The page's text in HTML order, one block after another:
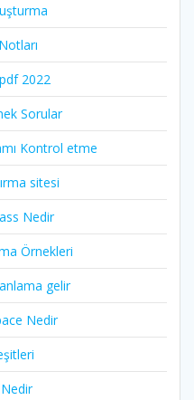
2022
Sorular
Kontrol etme
sitesi
Nedir
Örnekleri
gelir
Nedir